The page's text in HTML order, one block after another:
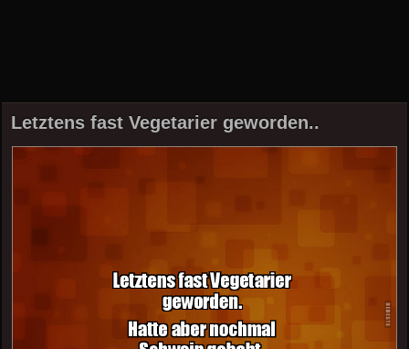
Letztens fast Vegetarier geworden..